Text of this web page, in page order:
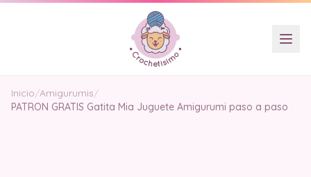
Inicio/Amigurumis/
PATRON GRATIS Gatita Mia Juguete Amigurumi paso a paso